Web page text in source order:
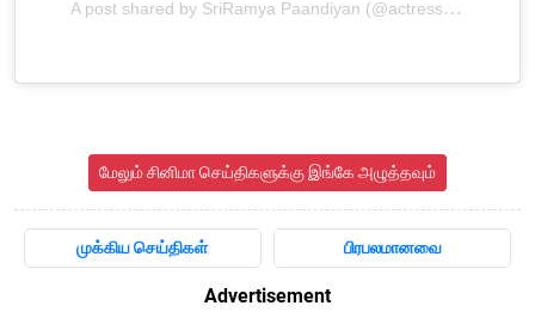
A post shared by SriRamya Paandiyan (@actress_ramyapandian)
மேலும் சினிமா செய்திகளுக்கு இங்கே அழுத்தவும்
முக்கிய செய்திகள் பிரபலமானவை
Advertisement